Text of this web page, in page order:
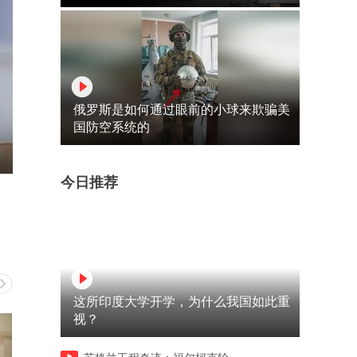
俄罗斯是如何通过眼前的小球来欺骗美
国防空系统的
今日推荐
这所印度大学开学，为什么我国如此重
视？